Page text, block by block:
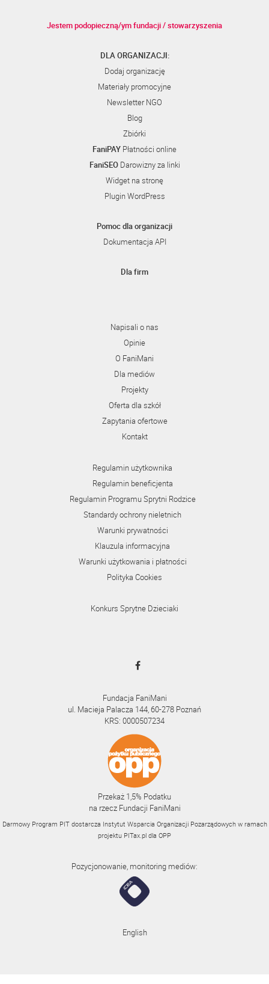
Jestem podopieczną/ym fundacji / stowarzyszenia
DLA ORGANIZACJI:
Dodaj organizację
Materiały promocyjne
Newsletter NGO
Blog
Zbiórki
FaniPAY Płatności online
FaniSEODarowizny za linki
Widget na stronę
Plugin WordPress
Pomoc dla organizacji
Dokumentacja API
Dla firm
Napisali o nas
Opinie
O FaniMani
Dla mediów
Projekty
Oferta dla szkół
Zapytania ofertowe
Kontakt
Regulamin użytkownika
Regulamin beneficjenta
Regulamin Programu Sprytni Rodzice
Standardy ochrony nieletnich
Warunki prywatności
Klauzula informacyjna
Warunki użytkowania i płatności
Polityka Cookies
Konkurs Sprytne Dzieciaki
Fundacja FaniMani
ul. Macieja Palacza 144, 60-278 Poznań
KRS: 0000507234
Przekaż 1,5% Podatku
na rzecz Fundacji FaniMani
Darmowy Program PIT dostarcza Instytut Wsparcia Organizacji Pozarządowych w ramach
projektu PITax.pl dla OPP
Pozycjonowanie, monitoring mediów:
English